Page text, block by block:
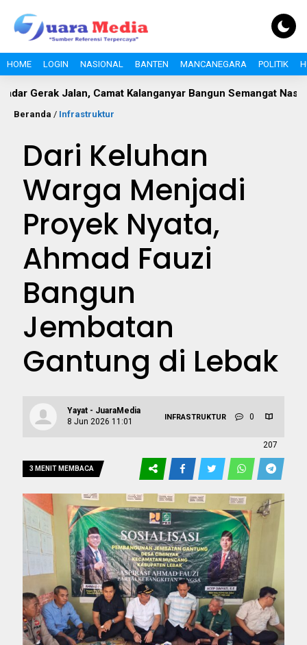
HOME LOGIN NASIONAL BANTEN MANCANEGARA POLITIK
Camat Kalanganyar Bangun Semangat Nasionalisme
Beranda / Infrastruktur
Dari Keluhan
Warga Menjadi
Proyek Nyata,
Ahmad Fauzi
Bangun
Jembatan
Gantung di Lebak
Yayat - JuaraMedia
8 Jun 2026 11:01
INFRASTRUKTUR 0
207
3 MENIT MEMBACA